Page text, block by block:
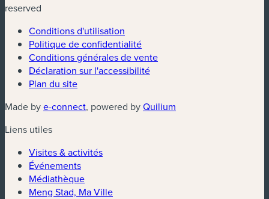
reserved
Conditions d'utilisation
Politique de confidentialité
Conditions générales de vente
Déclaration sur l'accessibilité
Plan du site
Made bye-connect(nouvelle fenêtre)
, powered byQuilium
Liens utiles
Visites & activités
Événements
Médiathèque
Meng Stad, Ma Ville